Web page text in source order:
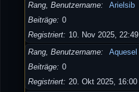
Rang, Benutzername
Arielsib
Beiträge 0
Registriert
10. Nov 2025, 22:49
Rang, Benutzername
Aquesel
Beiträge 0
Registriert 20. Okt 2025, 16:00